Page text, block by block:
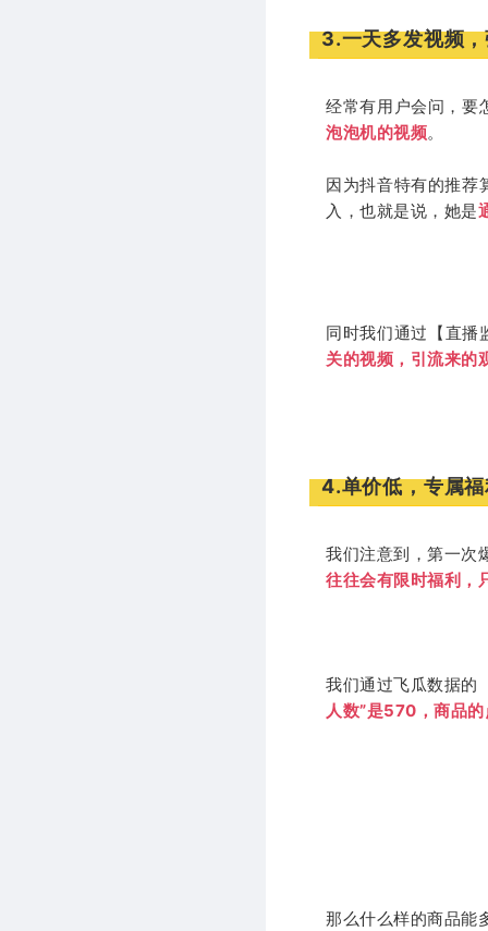
3.一天多发视频
经常有用户会问，要
泡泡机的视频。
因为抖音特有的推荐
入，也就是说，她是
同时我们通过【直播
关的视频，引流来的
4.单价低，专属
我们注意到，第一次
往往会有限时福利，
我们通过飞瓜数据的
人数”是570，商品
那么什么样的商品能